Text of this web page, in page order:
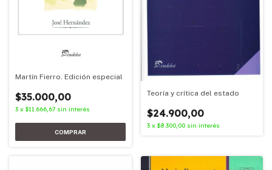
Martín Fierro. Edición especial
$35.000,00
3 x $11.666,67 sin interés
Teoría y crítica del estado
$24.900,00
3 x $8.300,00 sin interés